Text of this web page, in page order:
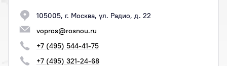
105005, г. Москва, ул. Радио, д. 22
vopros@rosnou.ru
+7 (495) 544-41-75
+7 (495) 321-24-68